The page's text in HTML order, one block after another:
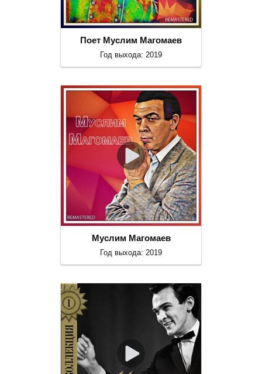
Поет Муслим Магомаев
Год выхода: 2019
Муслим Магомаев
Год выхода: 2019